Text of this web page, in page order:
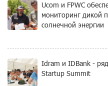
Ucom и FPWC
мониторинг дикой
солнечной энергии
Idram и IDBank -
Startup Summit